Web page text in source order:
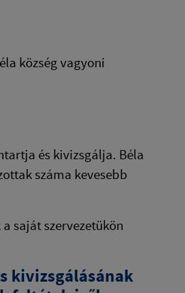
község vagyoni
és kivizsgálja. Béla
száma kevesebb
saját szervezetükön
kivizsgálásának